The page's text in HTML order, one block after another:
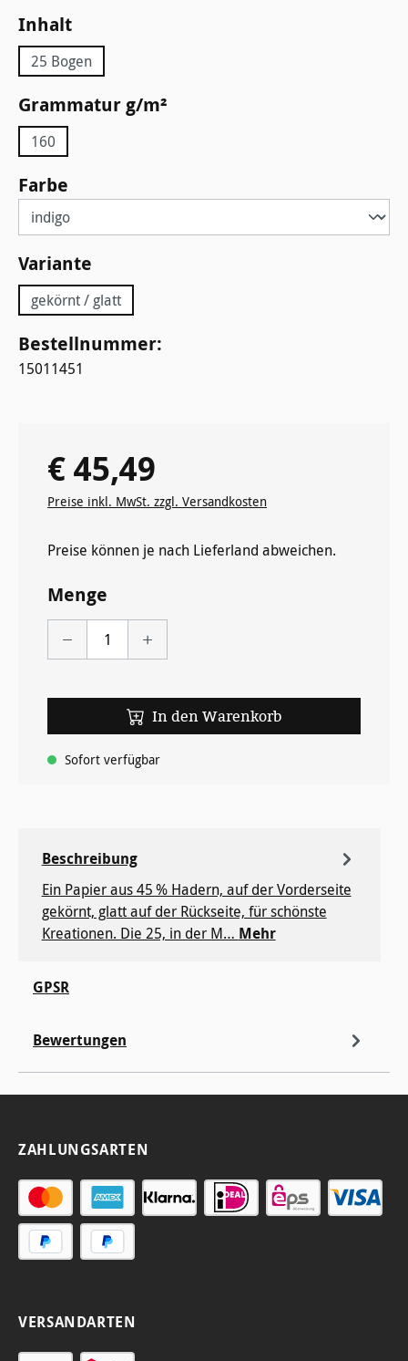
Inhaltauswählen
25 Bogen
Grammatur g/m²
160
Farbe
Variante
gekörnt / glatt
Bestellnummer:
15011451
Regulärer Preis:
€ 45,49
Preise inkl. MwSt. zzgl. Versandkosten
Preise können je nach Lieferland abweichen.
Menge
In den Warenkorb
Sofort verfügbar
Beschreibung
Ein Papier aus 45 % Hadern, auf der Vorderseite
gekörnt, glatt auf der Rückseite, für ­schönste
Kreationen. Die 25, in der M… Mehr
GPSR
Bewertungen
ZAHLUNGSARTEN
VERSANDARTEN